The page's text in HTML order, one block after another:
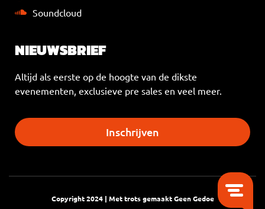
Soundcloud
NIEUWSBRIEF
Altijd als eerste op de hoogte van de dikste
evenementen, exclusieve pre sales en veel meer.
Inschrijven
Copyright 2024 | Met trots gemaaktGeen Gedoe